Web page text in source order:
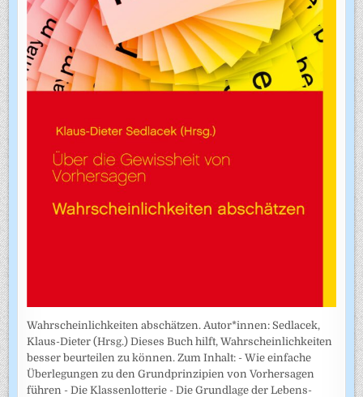
Wahrscheinlichkeiten abschätzen. Autor*innen: Sedlacek,
Klaus-Dieter (Hrsg.) Dieses Buch hilft, Wahrscheinlichkeiten
besser beurteilen zu können. Zum Inhalt: - Wie einfache
Überlegungen zu den Grundprinzipien von Vorhersagen
führen - Die Klassenlotterie - Die Grundlage der Lebens­